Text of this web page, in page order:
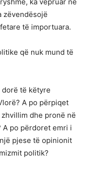
zëvendësojë
të importuara.
që nuk mund të
dorë të këtyre
A po përpiqet
dhe pronë në
po përdoret emri i
pjese të opinionit
politik?